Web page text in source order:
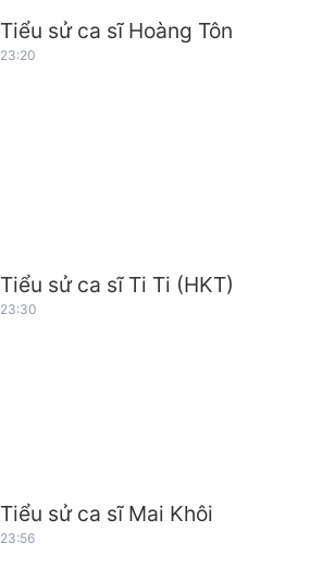
Tiểu sử ca sĩ Hoàng Tôn
23:20
Tiểu sử ca sĩ Ti Ti (HKT)
23:30
Tiểu sử ca sĩ Mai Khôi
23:56